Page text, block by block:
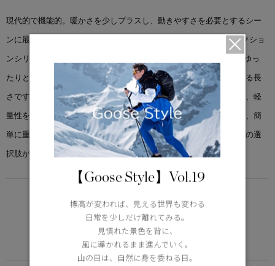
現代的で機能的。暖かさを少しプラスし、動きやすさを必要とするシー
ンに最適です。「ジャンクション パッファー ベスト」は、ジャンクショ
ンシリーズの最新アイテムで、特徴的なDリングを備えています。ゆっ
たりとしたシルエットで、裾はややクロップド丈、腰の上部にかかる長
さです。リサイクルエンデュラリュクスを使用し、撥水性、耐久性、軽
量性を実現しました。快適性と機能性を第一に考えたこのベストは、簡
単に重ね着できます。取り外し可能なフード付きで、スタイリングの選
択肢が無限に広がります。
5°C / -5°C
アクティブな活動に適した軽さ
Learn more about TEI
【Goose Style】Vol.19
標高が変われば、見える世界も変わる
日常を少しだけ離れてみる。
見慣れた景色を背に、
風に導かれるまま進んでいく。
山の日は、自然に身を委ねる日。